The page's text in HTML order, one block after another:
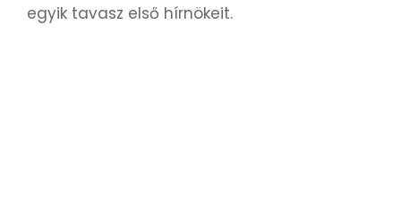
egyik tavasz első hírnökeit.